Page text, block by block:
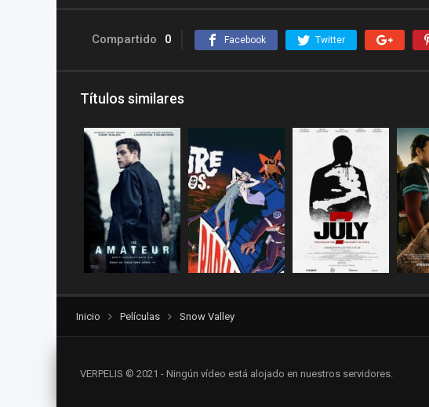
Compartido 0 Facebook Twitter
Títulos similares
Inicio Películas Snow Valley
VERPELIS © 2021 - Ningún vídeo está alojado en nuestros servidores.